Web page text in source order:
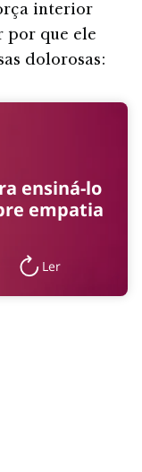
interior
por que ele
dolorosas:
ensiná-lo
empatia
Ler